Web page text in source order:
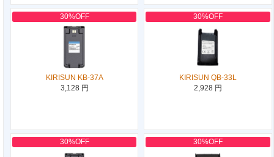
30%OFF
KIRISUN KB-37A
3,128 円
30%OFF
KIRISUN QB-33L
2,928 円
30%OFF 30%OFF